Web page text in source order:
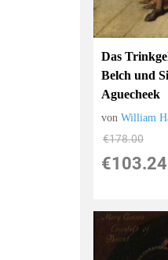
Das
Belch und
Aguecheek
vonWilliam
€178.00
€103.24